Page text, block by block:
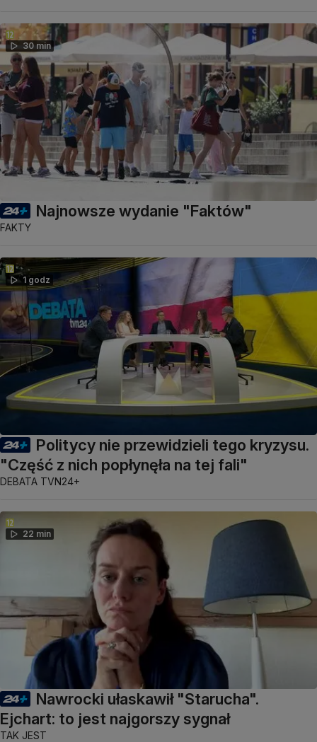
30 min
Najnowsze wydanie "Faktów"
FAKTY
1 godz
Politycy nie przewidzieli tego kryzysu.
"Część z nich popłynęła na tej fali"
DEBATA TVN24+
22 min
Nawrocki ułaskawił "Starucha".
Ejchart: to jest najgorszy sygnał
TAK JEST